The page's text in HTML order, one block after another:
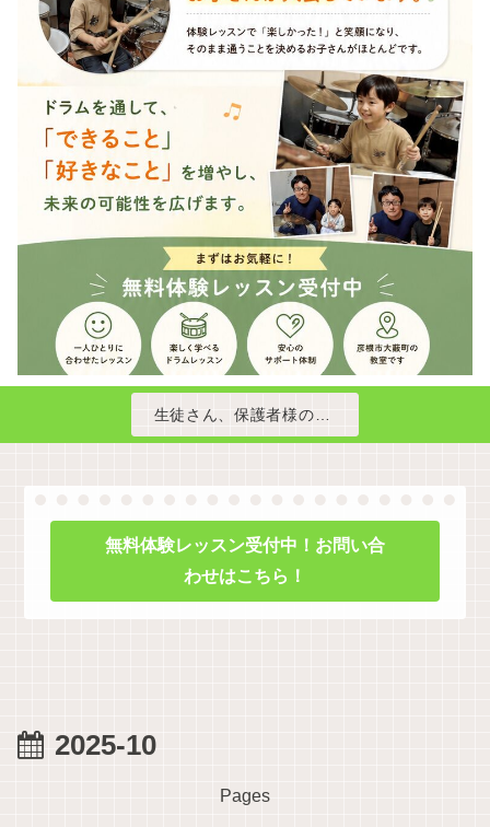
無料体験レッスン受付中！お問い合
わせはこちら！
2025-10
Pages